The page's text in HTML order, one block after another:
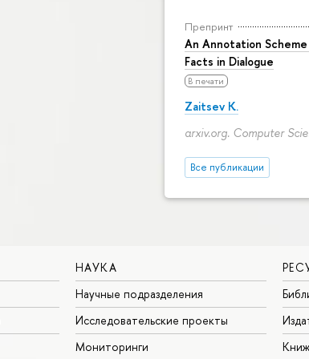
Препринт
An Annotation
Facts in Dialogue
В печати
Zaitsev K.
arxiv.org. Computer
Все публикации
НАУКА
Научные подразделения
Исследовательские проекты
Мониторинги